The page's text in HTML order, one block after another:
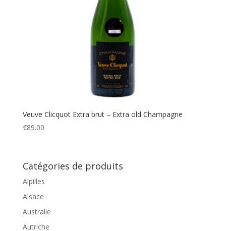
Veuve Clicquot Extra brut – Extra old Champagne
€89.00
Catégories de produits
Alpilles
Alsace
Australie
Autriche